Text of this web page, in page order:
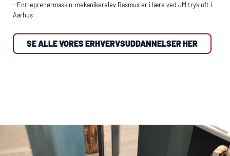
- Entreprenørmaskin-mekanikerelev Rasmus er i lære ved JM trykluft i
Aarhus
SE ALLE VORES ERHVERVSUDDANNELSER HER